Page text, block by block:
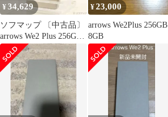
¥34,629
ソフマップ 〔中古品〕
arrows We2 Plus 256GB
シャンパンシルバー
M06 楽天 SIMフリー
【377】
¥23,000
arrows We2Plus 256GB
8GB